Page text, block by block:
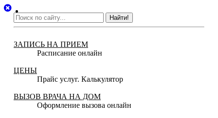
Найти!
ЗАПИСЬ НА ПРИЕМ
Расписание онлайн
ЦЕНЫ
Прайс услуг. Калькулятор
ВЫЗОВ ВРАЧА НА ДОМ
Оформление вызова онлайн